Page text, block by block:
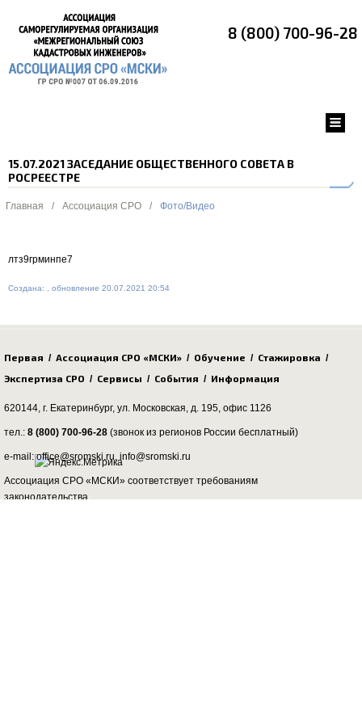
8 (800) 700-96-28
15.07.2021 ЗАСЕДАНИЕ ОБЩЕСТВЕННОГО СОВЕТА В
РОСРЕЕСТРЕ
Главная / Ассоциация СРО / Фото/Видео
лтз9грминпе7
Создана: , обновление 20.07.2021 20:54
Первая / Ассоциация СРО «МСКИ» / Обучение / Стажировка /
Экспертиза СРО / Сервисы / События / Информация
620144, г. Екатеринбург, ул. Московская, д. 195, офис 1126
тел.: 8 (800) 700-96-28 (звонок из регионов России бесплатный)
e-mail: office@sromski.ru, info@sromski.ru
Ассоциация СРО «МСКИ» соответствует требованиям
законодательства